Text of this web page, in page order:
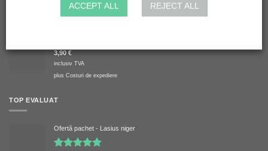
inclusiv TVA
3,90 €
inclusiv TVA
plus Costuri de expediere
TOP EVALUAT
Ofertă pachet - Lasius niger
ACCEPT ALL REJECT ALL